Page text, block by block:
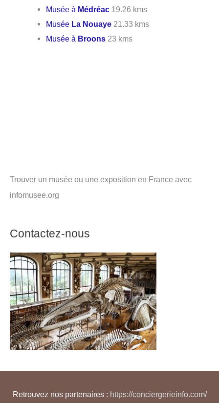
Musée à Médréac 19.26 kms
Musée La Nouaye 21.33 kms
Musée à Broons 23 kms
Trouver un musée ou une exposition en France avec
infomusee.org
Contactez-nous
Retrouvez nos partenaires : https://conciergerieinfo.com/